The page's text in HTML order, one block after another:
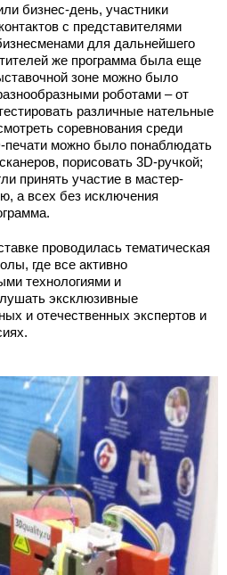
бизнес-день, участники
с представителями
для дальнейшего
же программа была еще
зоне можно было
роботами – от
различные нательные
соревнования среди
печати можно было понаблюдать
порисовать 3D-ручкой;
принять участие в мастер-
а всех без исключения
проводилась тематическая
где все активно
технологиями и
эксклюзивные
и отечественных экспертов и